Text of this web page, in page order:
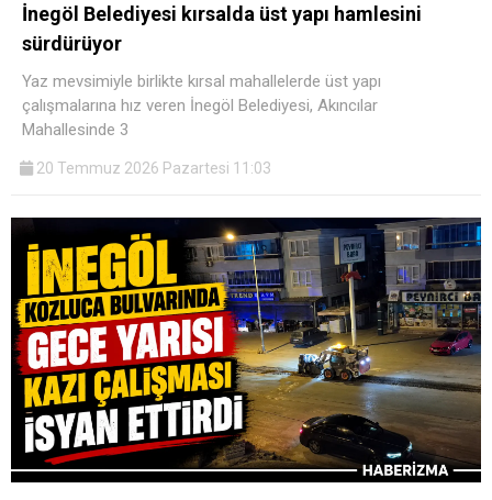
İnegöl Belediyesi kırsalda üst yapı hamlesini
sürdürüyor
Yaz mevsimiyle birlikte kırsal mahallelerde üst yapı
çalışmalarına hız veren İnegöl Belediyesi, Akıncılar
Mahallesinde 3
20 Temmuz 2026 Pazartesi 11:03